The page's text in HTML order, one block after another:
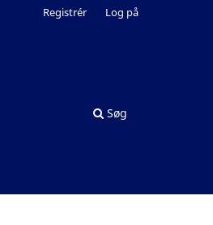
Søg
Registrér Log på